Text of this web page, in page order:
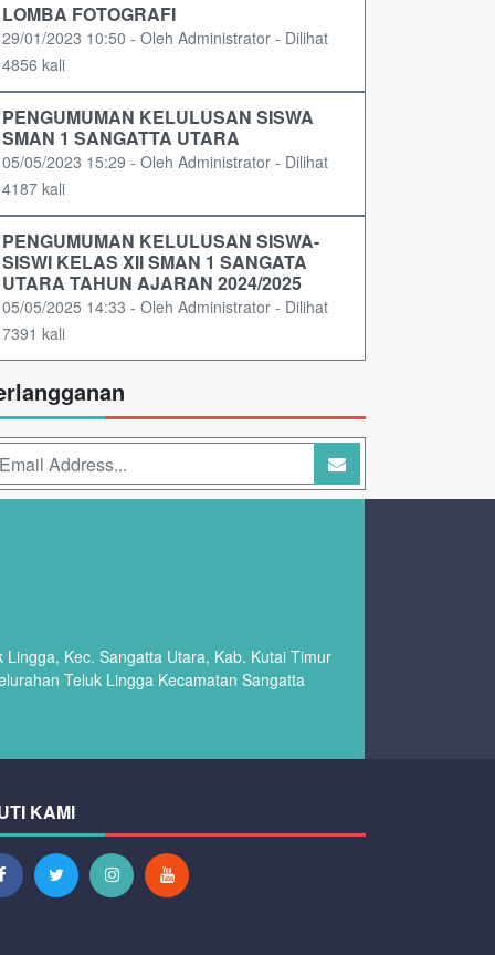
LOMBA FOTOGRAFI
29/01/2023 10:50 - Oleh Administrator - Dilihat
4856 kali
PENGUMUMAN KELULUSAN SISWA
SMAN 1 SANGATTA UTARA
05/05/2023 15:29 - Oleh Administrator - Dilihat
4187 kali
PENGUMUMAN KELULUSAN SISWA-
SISWI KELAS XII SMAN 1 SANGATA
UTARA TAHUN AJARAN 2024/2025
05/05/2025 14:33 - Oleh Administrator - Dilihat
7391 kali
Lingga, Kec. Sangatta Utara, Kab. Kutai Timur
Teluk Lingga Kecamatan Sangatta
KAMI